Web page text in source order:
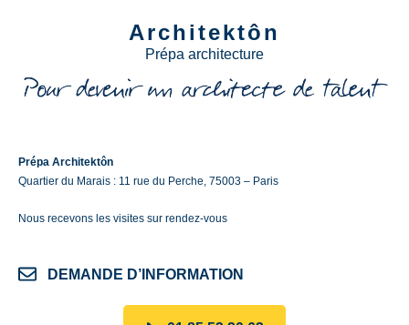
Architektôn
Prépa architecture
Prépa Architektôn
Quartier du Marais : 11 rue du Perche, 75003 – Paris
Nous recevons les visites sur rendez-vous
DEMANDE D’INFORMATION